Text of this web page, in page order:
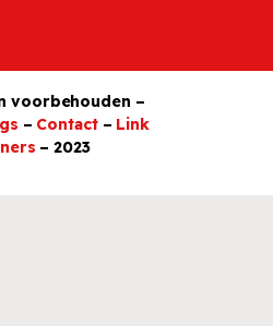
voorbehouden –
– Contact – Link
– 2023